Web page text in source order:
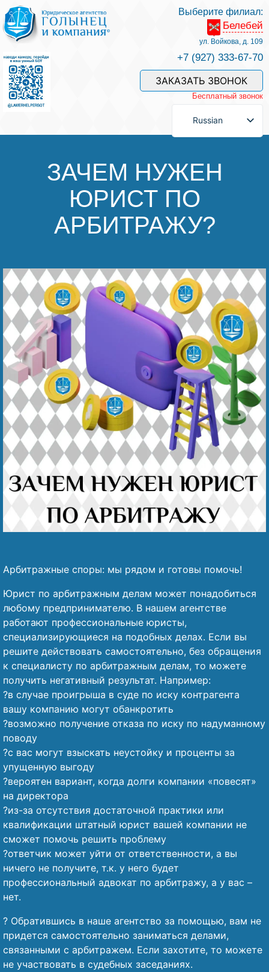
Услуги и наши специалисты
Оплата услуг
Задать вопрос
Полезные статьи
Наши победы
Пожаловаться на сотрудника
Выберите филиал:
Белебей
ул. Войкова, д. 109
+7 (927) 333-67-70
ЗАКАЗАТЬ ЗВОНОК
Бесплатный звонок
Russian
ЗАЧЕМ НУЖЕН
ЮРИСТ ПО
АРБИТРАЖУ?
Арбитражные споры: мы рядом и готовы помочь!
Юрист по арбитражным делам может понадобиться
любому предпринимателю. В нашем агентстве
работают профессиональные юристы,
специализирующиеся на подобных делах. Если вы
решите действовать самостоятельно, без обращения
к специалисту по арбитражным делам, то можете
получить негативный результат. Например:
?в случае проигрыша в суде по иску контрагента
вашу компанию могут обанкротить
?возможно получение отказа по иску по надуманному
поводу
?с вас могут взыскать неустойку и проценты за
упущенную выгоду
?вероятен вариант, когда долги компании «повесят»
на директора
?из-за отсутствия достаточной практики или
квалификации штатный юрист вашей компании не
сможет помочь решить проблему
?ответчик может уйти от ответственности, а вы
ничего не получите, т.к. у него будет
профессиональный адвокат по арбитражу, а у вас –
нет.
? Обратившись в наше агентство за помощью, вам не
придется самостоятельно заниматься делами,
связанными с арбитражем. Если захотите, то можете
не участвовать в судебных заседаниях.